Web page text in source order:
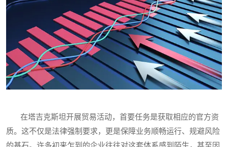
在塔吉克斯坦开展贸易活动，首要任务是获取相应的官方资
质。这不仅是法律强制要求，更是保障业务顺畅运行、规避风险
的基石。许多初来乍到的企业往往对这套体系感到陌生，甚至因